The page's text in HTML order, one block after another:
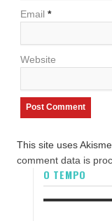
Email *
Website
This site uses
comment data is
O TEMPO